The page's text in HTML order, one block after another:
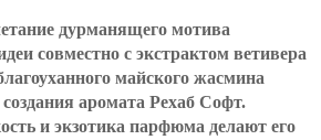
дурманящего мотива
совместно с экстрактом ветивера
майского жасмина
аромата Рехаб Софт.
и экзотика парфюма делают его